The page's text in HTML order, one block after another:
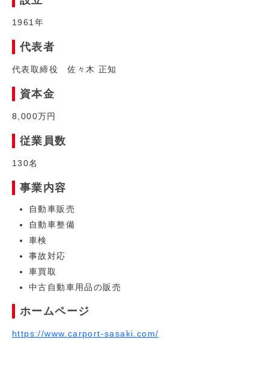
1961年
代表者
代表取締役 佐々木 正知
資本金
8,000万円
従業員数
130名
事業内容
自動車販売
自動車整備
車検
事故対応
車買取
中古自動車用品の販売
ホームページ
https://www.carport-sasaki.com/